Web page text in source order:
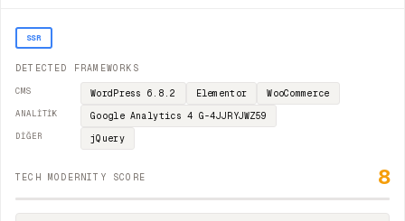
SSR
DETECTED FRAMEWORKS
CMS WordPress 6.8.2 Elementor WooCommerce
ANALITIK Google Analytics 4 G-4JJRYJWZ59
DIĞER jQuery
TECH MODERNITY SCORE 8